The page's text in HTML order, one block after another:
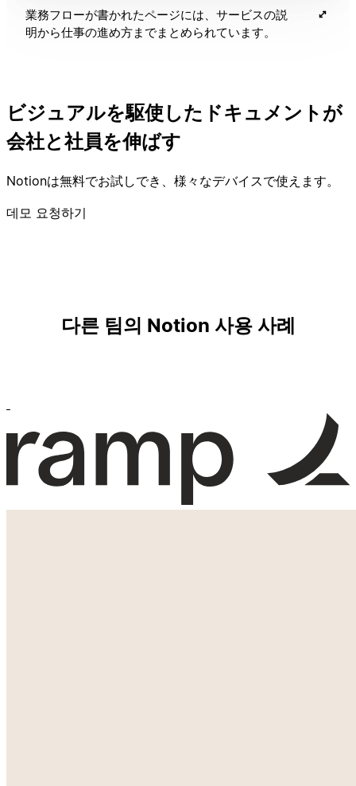
業務フローが書かれたページには、サービスの説
明から仕事の進め方までまとめられています。
ビジュアルを駆使したドキュメントが
会社と社員を伸ばす
Notionは無料でお試しでき、様々なデバイスで使えます。
데모 요청하기
다른 팀의 Notion 사용 사례